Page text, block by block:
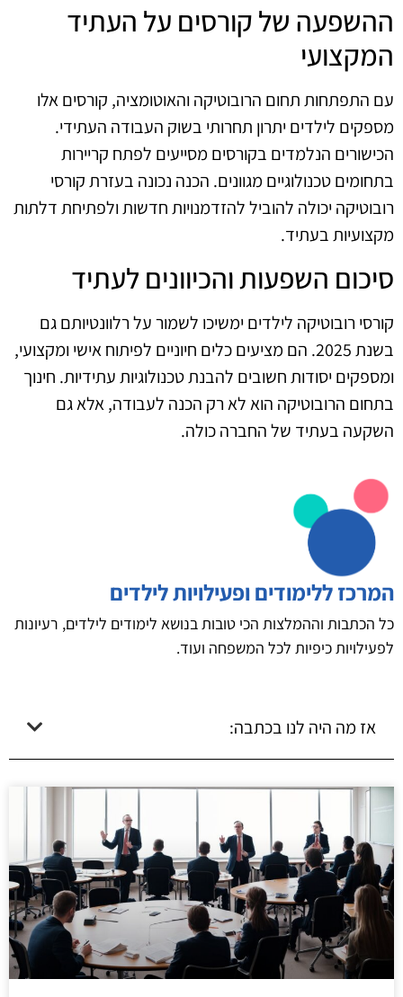
ההשפעה של קורסים על העתיד
המקצועי
עם התפתחות תחום הרובוטיקה והאוטומציה, קורסים אלו
מספקים לילדים יתרון תחרותי בשוק העבודה העתידי.
הכישורים הנלמדים בקורסים מסייעים לפתח קריירות
בתחומים טכנולוגיים מגוונים. הכנה נכונה בעזרת קורסי
רובוטיקה יכולה להוביל להזדמנויות חדשות ולפתיחת דלתות
מקצועיות בעתיד.
סיכום השפעות והכיוונים לעתיד
קורסי רובוטיקה לילדים ימשיכו לשמור על רלוונטיותם גם
בשנת 2025. הם מציעים כלים חיוניים לפיתוח אישי ומקצועי,
ומספקים יסודות חשובים להבנת טכנולוגיות עתידיות. חינוך
בתחום הרובוטיקה הוא לא רק הכנה לעבודה, אלא גם
השקעה בעתיד של החברה כולה.
המרכז ללימודים ופעילויות לילדים
כל הכתבות וההמלצות הכי טובות בנושא לימודים לילדים, רעיונות
לפעילויות כיפיות לכל המשפחה ועוד.
אז מה היה לנו בכתבה: